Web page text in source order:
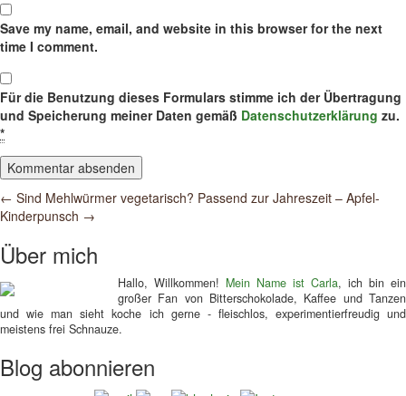
Save my name, email, and website in this browser for the next
time I comment.
Für die Benutzung dieses Formulars stimme ich der Übertragung
und Speicherung meiner Daten gemäß Datenschutzerklärung zu.
*
Post
navigation
← Sind Mehlwürmer vegetarisch? Passend zur Jahreszeit – Apfel-
Kinderpunsch →
Über mich
Hallo, Willkommen! Mein Name ist Carla, ich bin ein
großer Fan von Bitterschokolade, Kaffee und Tanzen
und wie man sieht koche ich gerne - fleischlos, experimentierfreudig und
meistens frei Schnauze.
Blog abonnieren